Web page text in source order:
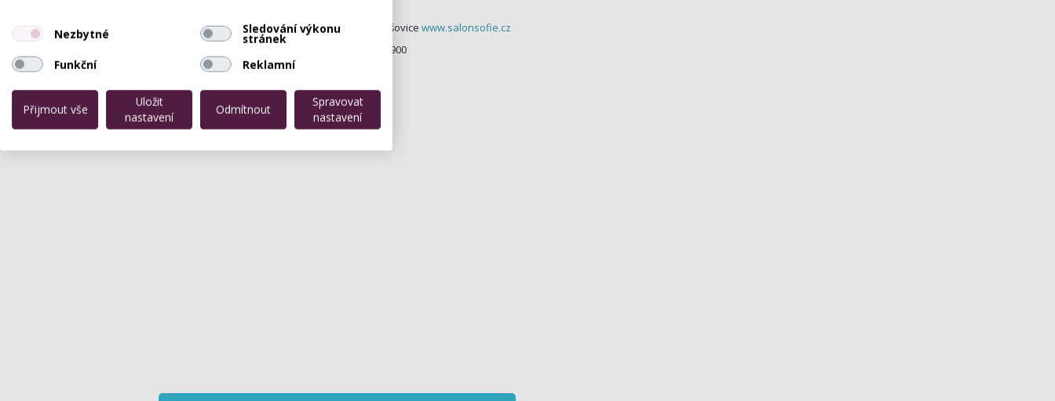
Salon Sofie Orelská 574/8 Praha 10 – Vršovice www.salonsofie.cz
Kontaktní osoba: Zuzana Volencová Tel. 777 557 900
Nezbytné Sledování výkonu
stránek
Funkční
Reklamní
Přijmout vše
Uložit
nastavení
Odmítnout
Spravovat
nastavení